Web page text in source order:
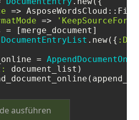
=>
=>
[merge_document]
DocumentEntryList .new({
=
ausführen